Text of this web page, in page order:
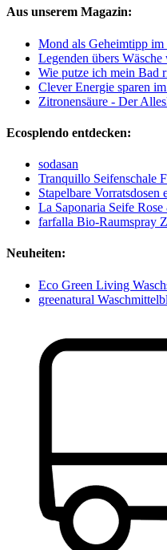
Aus unserem Magazin:
Mond als Geheimtipp im
Legenden übers
Wie putze ich mein Bad
Clever Energie sparen
Zitronensäure - Der
Ecosplendo entdecken:
sodasan
Tranquillo Seifenschale
Stapelbare
La Saponaria Seife
farfalla Bio-Raumspray
Neuheiten:
Eco Green Living
greenatural